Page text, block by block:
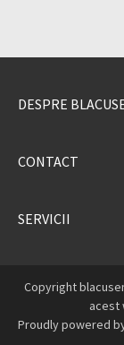
DESPRE
CONTACT
SERVICII
Copyright
acest
Proudly powered